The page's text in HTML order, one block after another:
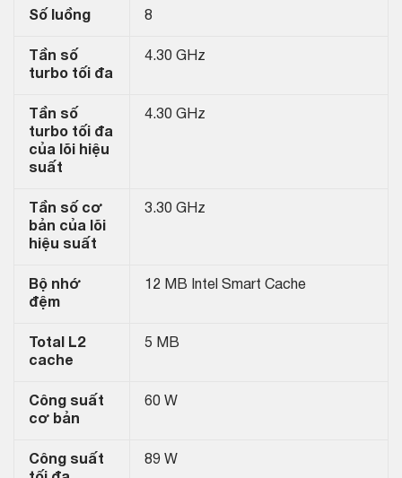
Số luồng 8
Tần số
turbo tối đa
4.30 GHz
Tần số
turbo tối đa
của lõi hiệu
suất
4.30 GHz
Tần số cơ
bản của lõi
hiệu suất
3.30 GHz
Bộ nhớ
đệm
12 MB Intel Smart Cache
Total L2
cache
5 MB
Công suất
cơ bản
60 W
Công suất
89 W